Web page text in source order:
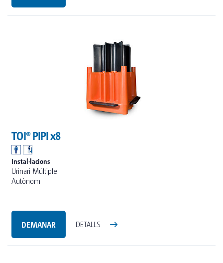
TOI® PIPI x8
Instal·lacions
Urinari Múltiple
Autònom
DEMANAR DETALLS